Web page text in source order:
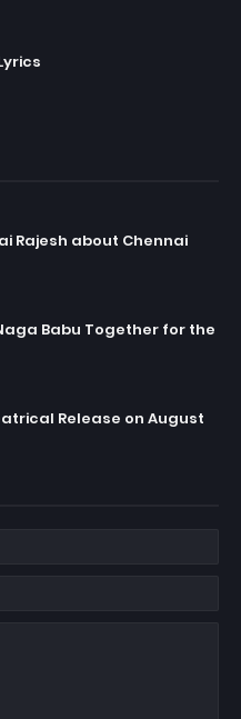
Rajesh about Chennai
Babu Together for the
Release on August